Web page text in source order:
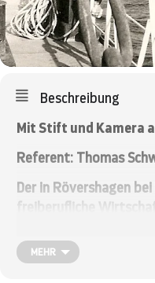
Beschreibung
Mit Stift und Kamera
Referent: Thomas
Der in Rövershagen
freiberufliche
Seefahrerfamilie. Am
Laufbahn fuhr der 65-
MEHR